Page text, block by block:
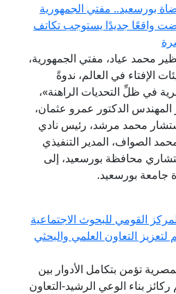
بورسعيد.. مفتي الجمهورية
جديدًا يستوجب تكاتف
محمد عياد، مفتي الجمهورية،
في العالم، ندوةً
في ظلِّ التحديات الراهنة»،
الدكتور عمرو عثمان،
محمد مرشد، رئيس نادي
المدير التنفيذي
محافظة بورسعيد، إلى
بورسعيد.
القومي للبحوث الاجتماعية
التعاون العلمي والبحثي
تؤمن بتكامل الأدوار بين
بناء الوعي الرشيد-التعاون